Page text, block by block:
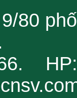
80